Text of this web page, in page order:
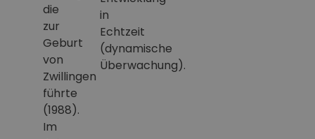
die
zur
Geburt
von
Zwillingen
führte
(1988).
Im
in
Echtzeit
(dynamische
Überwachung).